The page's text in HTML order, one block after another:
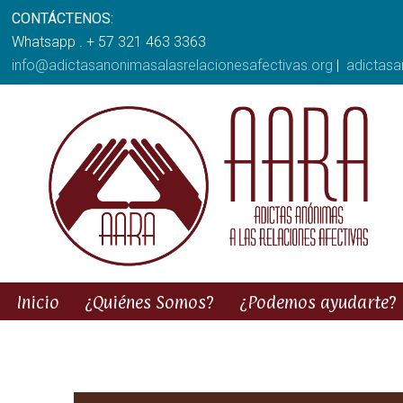
CONTÁCTENOS:
Whatsapp . + 57 321 463 3363
info@adictasanonimasalasrelacionesafectivas.org |
Inicio ¿Quiénes Somos? ¿Podemos ayudarte?